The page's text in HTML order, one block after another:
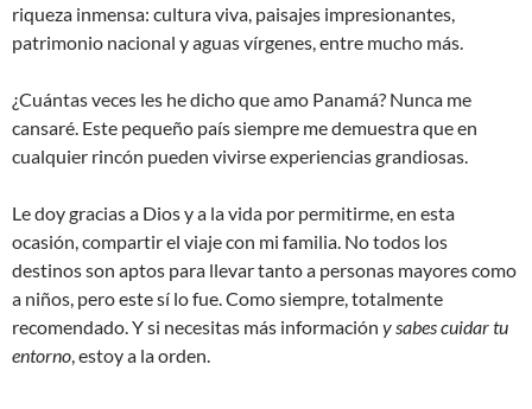
riqueza inmensa: cultura viva, paisajes impresionantes,
patrimonio nacional y aguas vírgenes, entre mucho más.
¿Cuántas veces les he dicho que amo Panamá? Nunca me
cansaré. Este pequeño país siempre me demuestra que en
cualquier rincón pueden vivirse experiencias grandiosas.
Le doy gracias a Dios y a la vida por permitirme, en esta
ocasión, compartir el viaje con mi familia. No todos los
destinos son aptos para llevar tanto a personas mayores como
a niños, pero este sí lo fue. Como siempre, totalmente
recomendado. Y si necesitas más información y sabes cuidar tu
entorno, estoy a la orden.